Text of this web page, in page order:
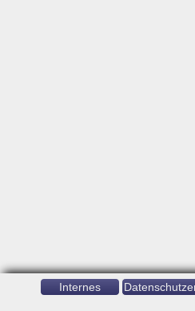
Internes